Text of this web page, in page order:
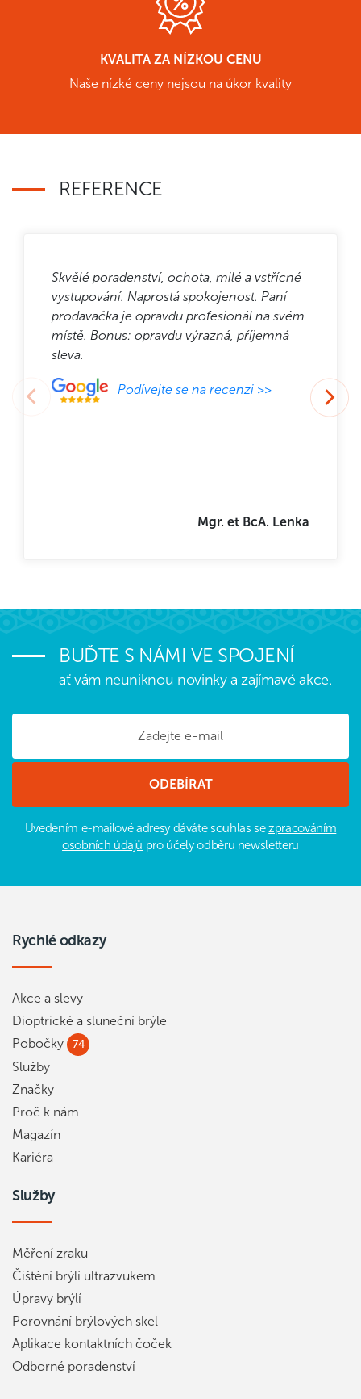
KVALITA ZA NÍZKOU CENU
Naše nízké ceny nejsou na úkor kvality
REFERENCE
Skvělé poradenství, ochota, milé a vstřícné
vystupování. Naprostá spokojenost. Paní
prodavačka je opravdu profesionál na svém
místě. Bonus: opravdu výrazná, příjemná
sleva.
Podívejte se na recenzi >>
Mgr. et BcA. Lenka
BUĎTE S NÁMI VE SPOJENÍ
ať vám neuniknou novinky a zajímavé akce.
Uvedením e-mailové adresy dáváte souhlas sezpracováním
osobních údajů pro účely odběru newsletteru
Rychlé odkazy
Akce a slevy
Dioptrické a sluneční brýle
Pobočky
74
Služby
Značky
Proč k nám
Magazín
Kariéra
Služby
Měření zraku
Čištění brýlí ultrazvukem
Úpravy brýlí
Porovnání brýlových skel
Aplikace kontaktních čoček
Odborné poradenství